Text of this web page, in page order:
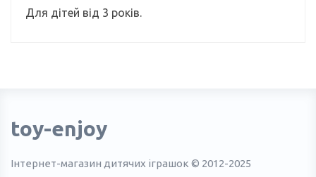
Для дітей від 3 років.
toy-enjoy
Інтернет-магазин дитячих іграшок © 2012-2025